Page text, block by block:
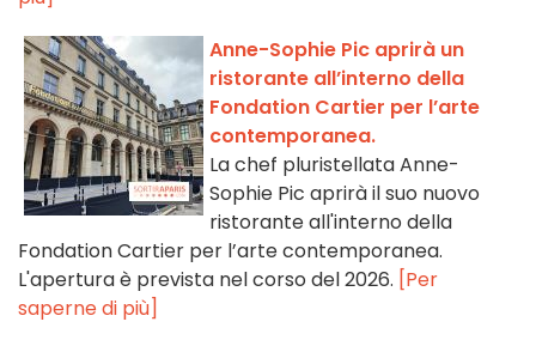
Anne-Sophie Pic aprirà un
ristorante all’interno della
Fondation Cartier per l’arte
contemporanea.
La chef pluristellata Anne-
Sophie Pic aprirà il suo nuovo
ristorante all'interno della
Fondation Cartier per l’arte contemporanea.
L'apertura è prevista nel corso del 2026. [Per
saperne di più]